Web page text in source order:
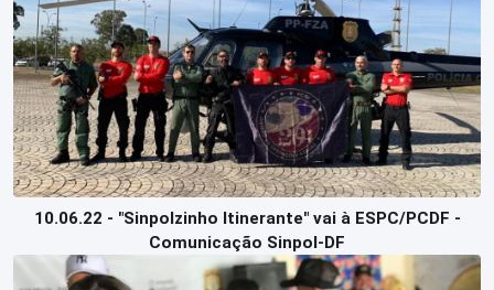
10.06.22 - "Sinpolzinho Itinerante" vai à ESPC/PCDF -
Comunicação Sinpol-DF